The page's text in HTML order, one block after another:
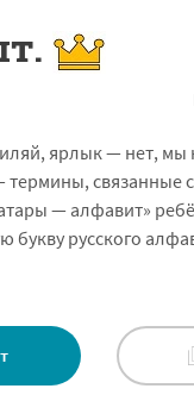
ярлык — нет, мы
связанные
— алфавит»
букву русского